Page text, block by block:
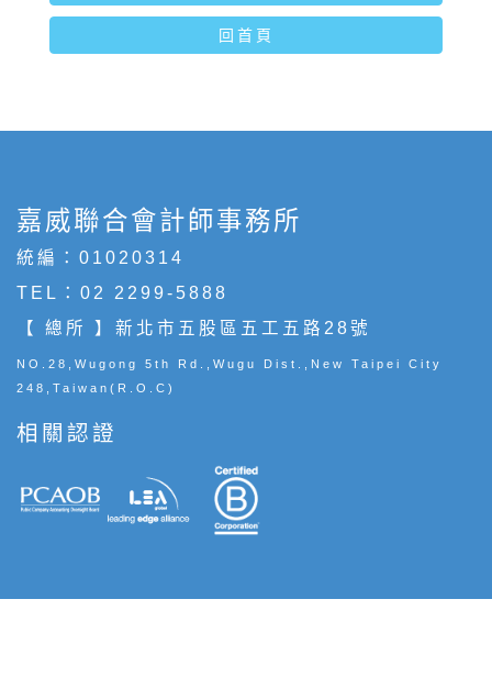
回首頁
嘉威聯合會計師事務所
統編：01020314
TEL： 02 2299-5888
【 總所 】新北市五股區五工五路28號
NO.28,Wugong 5th Rd.,Wugu Dist.,New Taipei City
248,Taiwan(R.O.C)
相關認證